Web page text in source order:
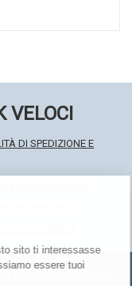
VELOCI
DI SPEDIZIONE E
22063 Cantù (CO)